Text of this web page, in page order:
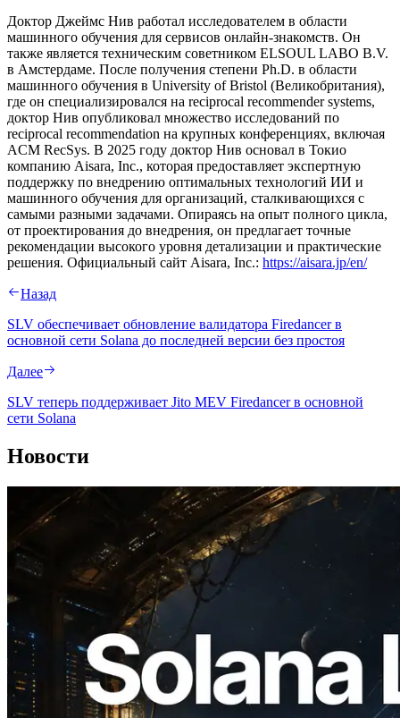
Доктор Джеймс Нив работал исследователем в области
машинного обучения для сервисов онлайн-знакомств. Он
также является техническим советником ELSOUL LABO B.V.
в Амстердаме. После получения степени Ph.D. в области
машинного обучения в University of Bristol (Великобритания),
где он специализировался на reciprocal recommender systems,
доктор Нив опубликовал множество исследований по
reciprocal recommendation на крупных конференциях, включая
ACM RecSys. В 2025 году доктор Нив основал в Токио
компанию Aisara, Inc., которая предоставляет экспертную
поддержку по внедрению оптимальных технологий ИИ и
машинного обучения для организаций, сталкивающихся с
самыми разными задачами. Опираясь на опыт полного цикла,
от проектирования до внедрения, он предлагает точные
рекомендации высокого уровня детализации и практические
решения. Официальный сайт Aisara, Inc.: https://aisara.jp/en/
Назад
SLV обеспечивает обновление валидатора Firedancer в
основной сети Solana до последней версии без простоя
Далее
SLV теперь поддерживает Jito MEV Firedancer в основной
сети Solana
Новости
2026.08.05